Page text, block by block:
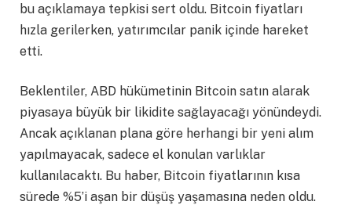
bu açıklamaya tepkisi sert oldu. Bitcoin fiyatları
hızla gerilerken, yatırımcılar panik içinde hareket
etti.
Beklentiler, ABD hükümetinin Bitcoin satın alarak
piyasaya büyük bir likidite sağlayacağı yönündeydi.
Ancak açıklanan plana göre herhangi bir yeni alım
yapılmayacak, sadece el konulan varlıklar
kullanılacaktı. Bu haber, Bitcoin fiyatlarının kısa
sürede %5’i aşan bir düşüş yaşamasına neden oldu.